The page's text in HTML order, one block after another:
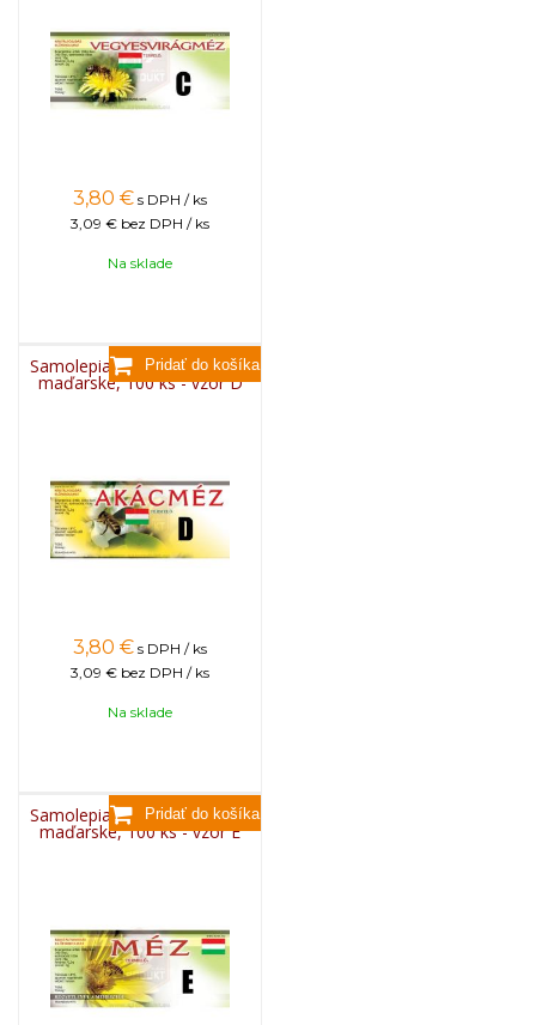
3,80 € s DPH / ks
3,09 € bez DPH / ks
Na sklade
Samolepiace etikety klasické
maďarské, 100 ks - vzor D
3,80 € s DPH / ks
3,09 € bez DPH / ks
Na sklade
Samolepiace etikety klasické
maďarské, 100 ks - vzor E